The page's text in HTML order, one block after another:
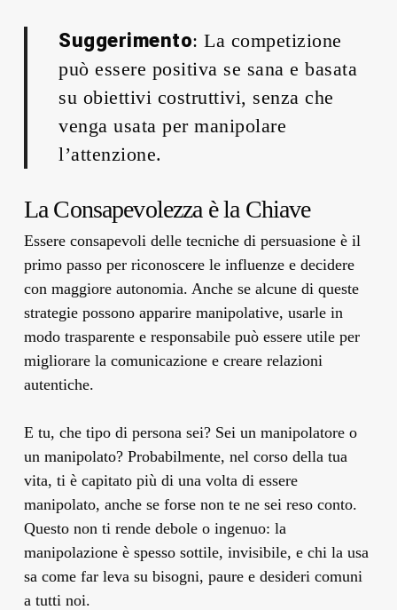
Suggerimento: La competizione
può essere positiva se sana e basata
su obiettivi costruttivi, senza che
venga usata per manipolare
l’attenzione.
La Consapevolezza è la Chiave
Essere consapevoli delle tecniche di persuasione è il
primo passo per riconoscere le influenze e decidere
con maggiore autonomia. Anche se alcune di queste
strategie possono apparire manipolative, usarle in
modo trasparente e responsabile può essere utile per
migliorare la comunicazione e creare relazioni
autentiche.
E tu, che tipo di persona sei? Sei un manipolatore o
un manipolato? Probabilmente, nel corso della tua
vita, ti è capitato più di una volta di essere
manipolato, anche se forse non te ne sei reso conto.
Questo non ti rende debole o ingenuo: la
manipolazione è spesso sottile, invisibile, e chi la usa
sa come far leva su bisogni, paure e desideri comuni
a tutti noi.